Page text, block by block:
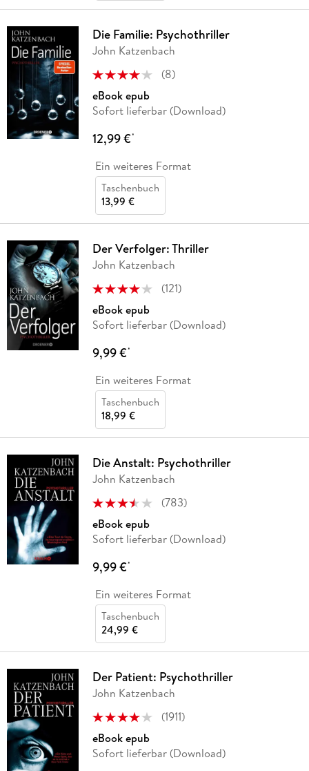
Die Familie: Psychothriller
John Katzenbach
(8)
eBook epub
Sofort lieferbar (Download)
12,99 €*
Ein weiteres Format
Taschenbuch
13,99 €
Der Verfolger: Thriller
John Katzenbach
(121)
eBook epub
Sofort lieferbar (Download)
9,99 €*
Ein weiteres Format
Taschenbuch
18,99 €
Die Anstalt: Psychothriller
John Katzenbach
(783)
eBook epub
Sofort lieferbar (Download)
9,99 €*
Ein weiteres Format
Taschenbuch
24,99 €
Der Patient: Psychothriller
John Katzenbach
(1911)
eBook epub
Sofort lieferbar (Download)